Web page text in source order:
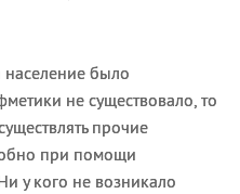
население было
не существовало, то
прочие
при помощи
у кого не возникало